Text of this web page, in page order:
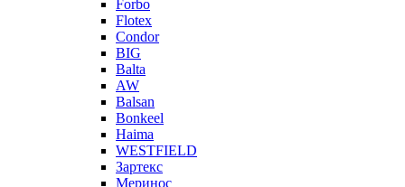
Forbo
Flotex
Condor
BIG
Balta
AW
Balsan
Bonkeel
Haima
WESTFIELD
Зартекс
Меринос